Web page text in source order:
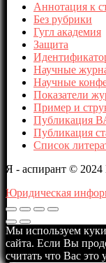
Аннотация к
Без рубрики
Гугл академия
Защита
Научные
Научные
Показатели
Пример и
Публикация
Публикация
Список
Я - аспирант ©
Юридическая
Мы используем
сайта. Если Вы
считать что Вас это